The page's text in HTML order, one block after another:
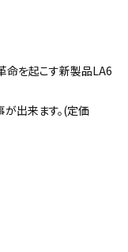
命を起こす新製品LA6
出来ます。(定価